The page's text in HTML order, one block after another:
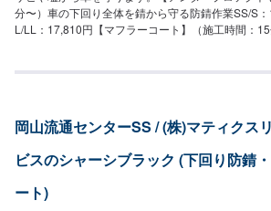
分〜）車の下回り全体を錆から守る防錆作業SS/S
L/LL：17,810円【マフラーコート】（施工時間：
岡山流通センターSS / (株)マティクス
ビスのシャーシブラック (下回り防錆
ート)